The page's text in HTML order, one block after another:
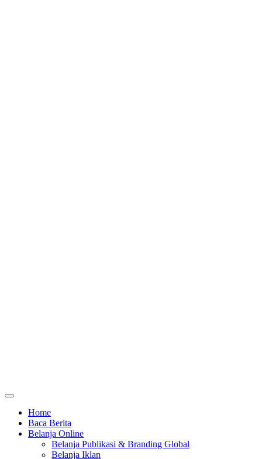
Home
Baca Berita
Belanja Online
Belanja Publikasi & Branding Global
Belanja Iklan